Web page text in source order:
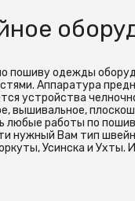
пошиву одежды
Аппаратура
устройства
вышивальное,
любые работы по
нужный Вам тип
Усинска и Ухты.